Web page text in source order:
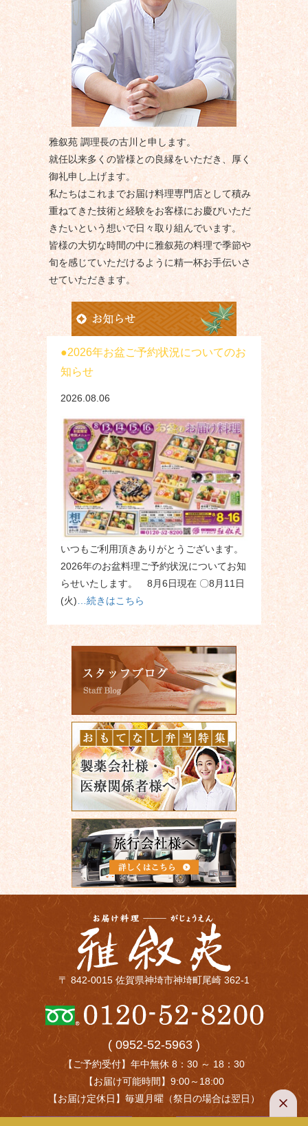
雅叙苑 調理長の古川と申します。
就任以来多くの皆様との良縁をいただき、厚く
御礼申し上げます。
私たちはこれまでお届け料理専門店として積み
重ねてきた技術と経験をお客様にお慶びいただ
きたいという想いで日々取り組んでいます。
皆様の大切な時間の中に雅叙苑の料理で季節や
旬を感じていただけるように精一杯お手伝いさ
せていただきます。
2026年お盆ご予約状況についてのお
知らせ
2026.08.06
いつもご利用頂きありがとうございます。
2026年のお盆料理ご予約状況についてお知
らせいたします。 8月6日現在 〇8月11日
(火) …続きはこちら
〒 842-0015 佐賀県神埼市神埼町尾崎 362-1
( 0952-52-5963 )
【ご予約受付】年中無休 8：30 ～ 18：30
【お届け可能時間】9:00～18:00
【お届け定休日】毎週月曜（祭日の場合は翌日）